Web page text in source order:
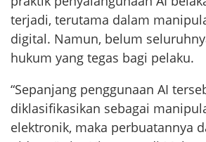
terjadi, terutama dalam
digital. Namun, belum
hukum yang tegas bagi pelaku.
“Sepanjang penggunaan AI
diklasifikasikan sebagai
elektronik, maka perbuatannya